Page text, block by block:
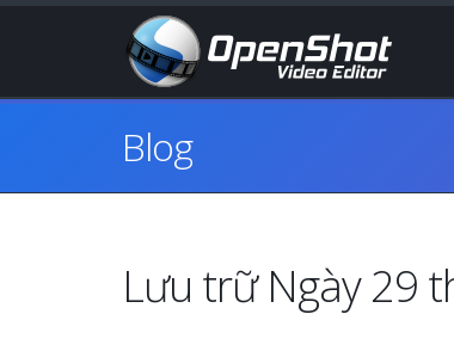
Blog
Lưu trữ Ngày 29